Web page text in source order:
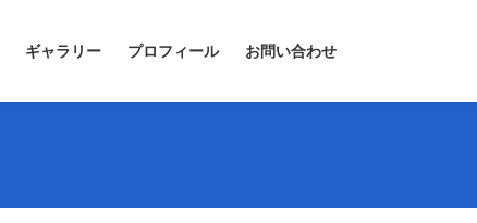
ギャラリー プロフィール お問い合わせ